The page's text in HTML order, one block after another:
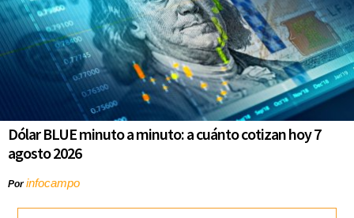
Dólar BLUE minuto a minuto: a cuánto cotizan hoy 7
agosto 2026
Porinfocampo